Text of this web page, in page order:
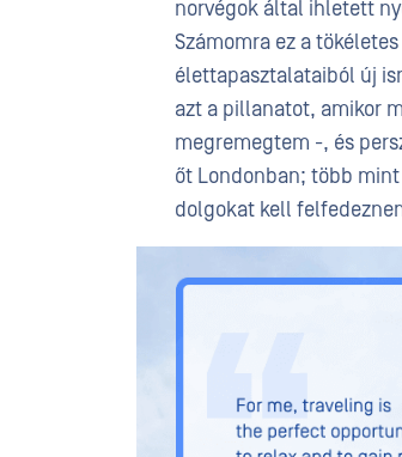
norvégok által ihletett
Számomra ez a
élettapasztalataiból új
azt a pillanatot, amikor
megremegtem -, és
őt Londonban; több
dolgokat kell